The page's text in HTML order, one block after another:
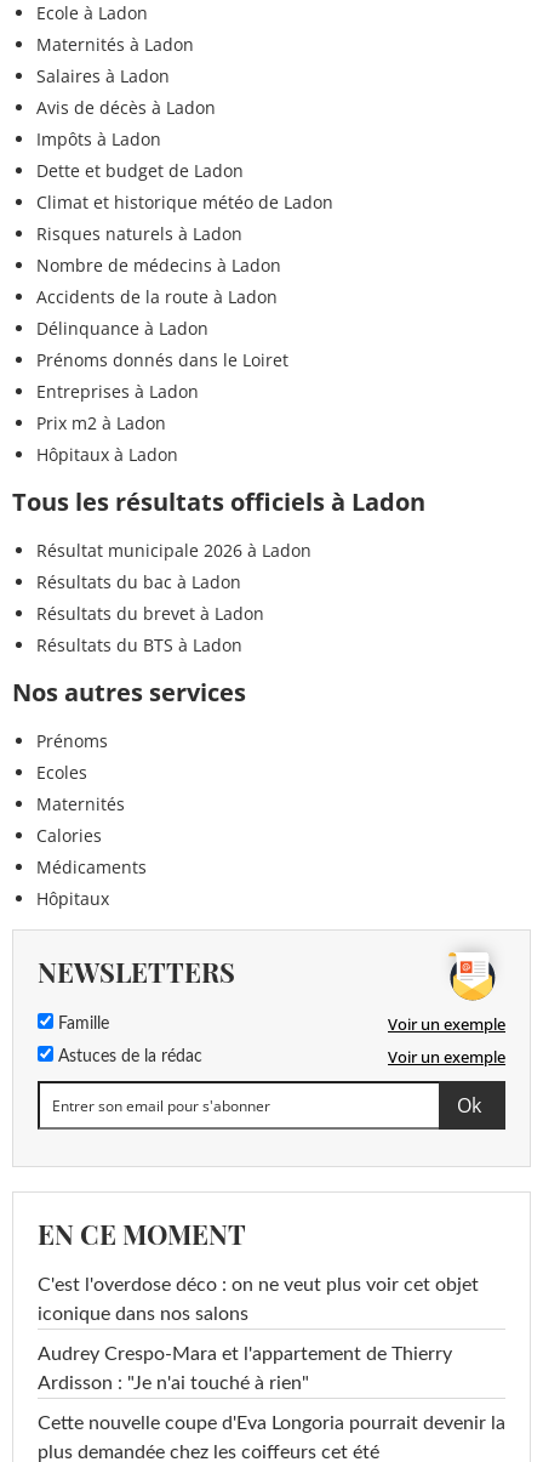
Ecole à Ladon
Maternités à Ladon
Salaires à Ladon
Avis de décès à Ladon
Impôts à Ladon
Dette et budget de Ladon
Climat et historique météo de Ladon
Risques naturels à Ladon
Nombre de médecins à Ladon
Accidents de la route à Ladon
Délinquance à Ladon
Prénoms donnés dans le Loiret
Entreprises à Ladon
Prix m2 à Ladon
Hôpitaux à Ladon
Tous les résultats officiels à Ladon
Résultat municipale 2026 à Ladon
Résultats du bac à Ladon
Résultats du brevet à Ladon
Résultats du BTS à Ladon
Nos autres services
Prénoms
Ecoles
Maternités
Calories
Médicaments
Hôpitaux
NEWSLETTERS
Famille Voir un exemple
Astuces de la rédac Voir un exemple
EN CE MOMENT
C'est l'overdose déco : on ne veut plus voir cet objet
iconique dans nos salons
Audrey Crespo-Mara et l'appartement de Thierry
Ardisson : "Je n'ai touché à rien"
Cette nouvelle coupe d'Eva Longoria pourrait devenir la
plus demandée chez les coiffeurs cet été